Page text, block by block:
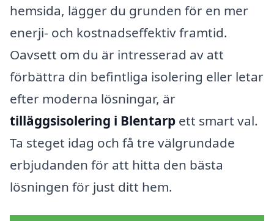
hemsida, lägger du grunden för en mer
enerji- och kostnadseffektiv framtid.
Oavsett om du är intresserad av att
förbättra din befintliga isolering eller letar
efter moderna lösningar, är
tilläggsisolering i Blentarp ett smart val.
Ta steget idag och få tre välgrundade
erbjudanden för att hitta den bästa
lösningen för just ditt hem.